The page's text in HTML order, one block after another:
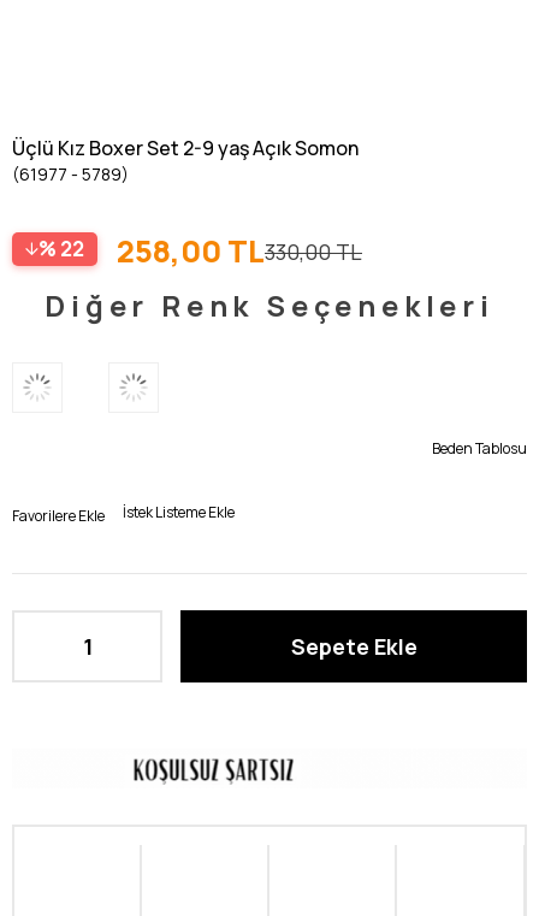
Üçlü Kız Boxer Set 2-9 yaş Açık Somon
(61977 - 5789)
22 330,00 TL
258,00 TL
Diğer Renk Seçenekleri
Beden Tablosu
Favorilere Ekle İstek Listeme Ekle